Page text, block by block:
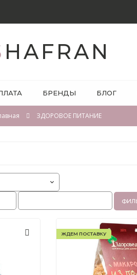
SHAFRAN
БРЕНДЫ БЛОГ
ЗДОРОВОЕ ПИТАНИЕ
ЖДЕМ ПОСТАВКУ